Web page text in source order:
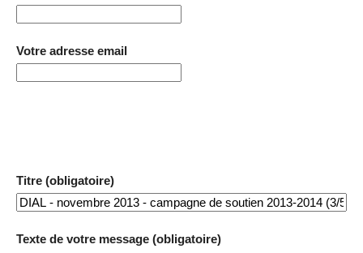
Votre adresse email
Titre (obligatoire)
Texte de votre message (obligatoire)